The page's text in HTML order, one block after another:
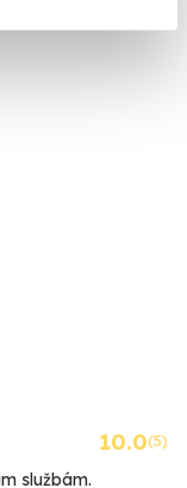
10.0(5)
službám.